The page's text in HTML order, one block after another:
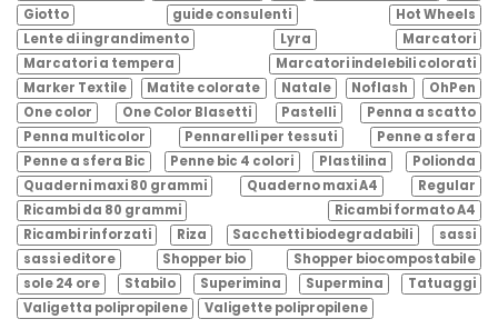
Giotto
guide consulenti
Hot Wheels
Lente di ingrandimento
Lyra
Marcatori
Marcatori a tempera
Marcatori indelebili colorati
Marker Textile
Matite colorate Natale Noflash
OhPen
One color
One Color Blasetti Pastelli
Penna a scatto
Penna multicolor
Pennarelli per tessuti
Penne a sfera
Penne a sfera Bic
Penne bic 4 colori Plastilina
Polionda
Quaderni maxi 80 grammi
Quaderno maxi A4
Regular
Ricambi da 80 grammi
Ricambi formato A4
Ricambi rinforzati
Riza Sacchetti biodegradabili
sassi
sassi editore
Shopper bio
Shopper biocompostabile
sole 24 ore
Stabilo Superimina Supermina
Tatuaggi
Valigetta polipropilene
Valigette polipropilene